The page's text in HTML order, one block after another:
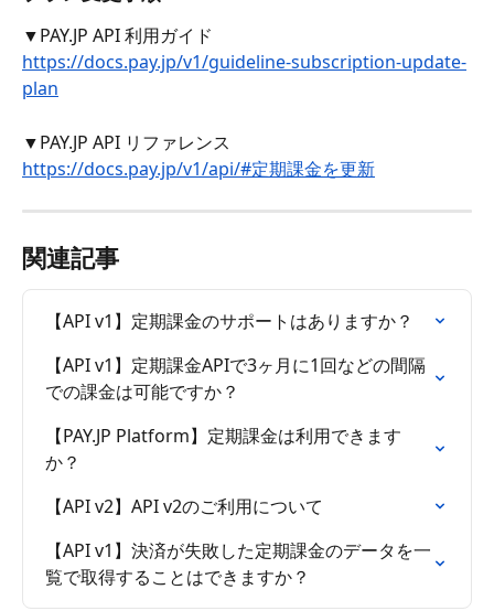
▼PAY.JP API 利用ガイド
https://docs.pay.jp/v1/guideline-subscription-update-
plan
▼PAY.JP API リファレンス
https://docs.pay.jp/v1/api/#定期課金を更新
関連記事
【API v1】定期課金のサポートはありますか？
【API v1】定期課金APIで3ヶ月に1回などの間隔
での課金は可能ですか？
【PAY.JP Platform】定期課金は利用できます
か？
【API v2】API v2のご利用について
【API v1】決済が失敗した定期課金のデータを一
覧で取得することはできますか？